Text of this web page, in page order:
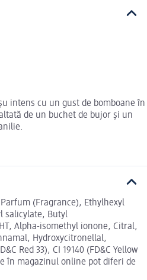
intens cu un gust de bomboane în
de un buchet de bujor și un
(Fragrance), Ethylhexyl
salicylate, Butyl
Alpha-isomethyl ionone, Citral,
Hydroxycitronellal,
Red 33), CI 19140 (FD&C Yellow
în magazinul online pot diferi de